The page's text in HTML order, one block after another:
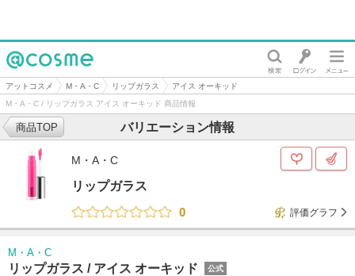
@cosme
アットコスメ M・A・C リップガラス
アイス オーキッド
M・A・C / リップガラス アイス オーキッド 商品情報
バリエーション情報
商品TOP
M・A・C
リップガラス
0
評価グラフ
M・A・C
リップガラス / アイス オーキッド 公式